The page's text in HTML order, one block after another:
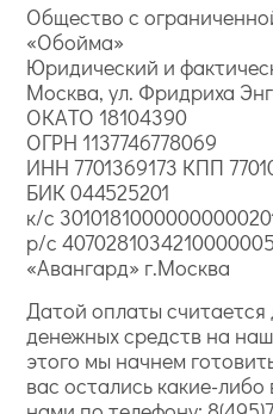
Общество с
«Обойма»
Юридический и
Москва, ул. Фридриха
ОКАТО 18104390
ОГРН 1137746778069
ИНН 7701369173 КПП
БИК 044525201
к/с
р/с
«Авангард» г.Москва
Датой оплаты считается
денежных средств на
этого мы начнем
вас остались какие-